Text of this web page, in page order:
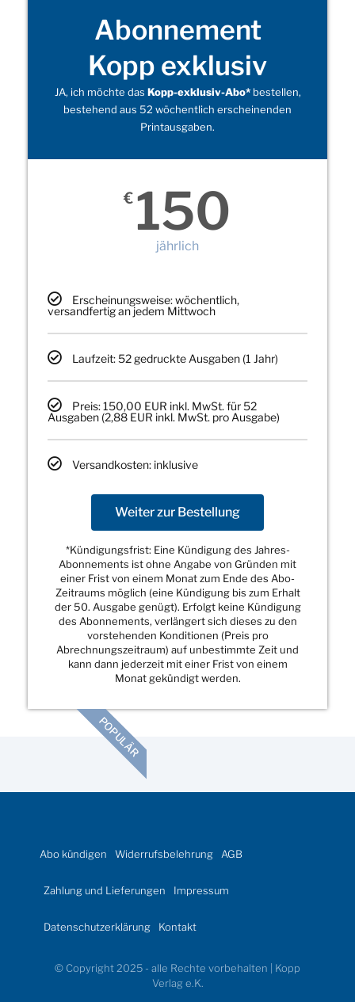
Abonnement
Kopp exklusiv
JA, ich möchte das Kopp-exklusiv-Abo*bestellen,
bestehend aus 52 wöchentlich erscheinenden
Printausgaben.
€ 150
jährlich
Erscheinungsweise: wöchentlich,
versandfertig an jedem Mittwoch
Laufzeit: 52 gedruckte Ausgaben (1 Jahr)
Preis: 150,00 EUR inkl. MwSt. für 52
Ausgaben (2,88 EUR inkl. MwSt. pro Ausgabe)
Versandkosten: inklusive
Weiter zur Bestellung
*Kündigungsfrist: Eine Kündigung des Jahres-
Abonnements ist ohne Angabe von Gründen mit
einer Frist von einem Monat zum Ende des Abo-
Zeitraums möglich (eine Kündigung bis zum Erhalt
der 50. Ausgabe genügt). Erfolgt keine Kündigung
des Abonnements, verlängert sich dieses zu den
vorstehenden Konditionen (Preis pro
Abrechnungszeitraum) auf unbestimmte Zeit und
kann dann jederzeit mit einer Frist von einem
Monat gekündigt werden.
POPULÄR
Abo kündigen Widerrufsbelehrung AGB
Zahlung und Lieferungen Impressum
Datenschutzerklärung Kontakt
© Copyright 2025 - alle Rechte vorbehalten | Kopp
Verlag e.K.